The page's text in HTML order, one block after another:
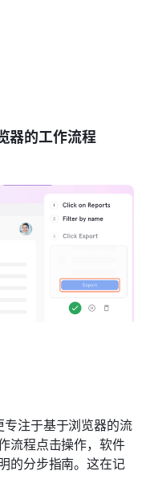
器的工作流程
注于基于浏览器的流
流程点击操作，软件
的分步指南。这在记